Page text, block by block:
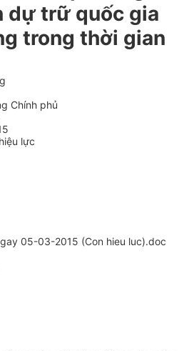
dự trữ quốc gia
trong thời gian
Chính phủ
lực
05-03-2015 (Con hieu luc).doc